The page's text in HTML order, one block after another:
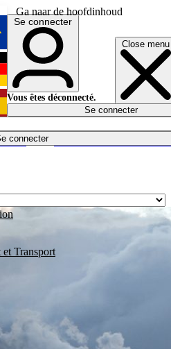
Ga naar de hoofdinhoud
Close menu
connecter
Transport
English
Deutsch
Español
Se connecter
Vous êtes déconnecté.
Se connecter